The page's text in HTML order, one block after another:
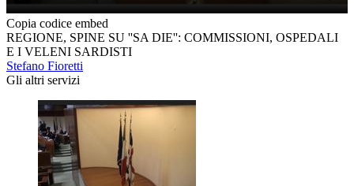
Copia codice embed
REGIONE, SPINE SU ''SA DIE'': COMMISSIONI, OSPEDALI
E I VELENI SARDISTI
Stefano Fioretti
Gli altri servizi